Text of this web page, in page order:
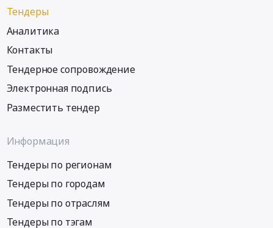
Тендеры
Аналитика
Контакты
Тендерное сопровождение
Электронная подпись
Разместить тендер
Информация
Тендеры по регионам
Тендеры по городам
Тендеры по отраслям
Тендеры по тэгам